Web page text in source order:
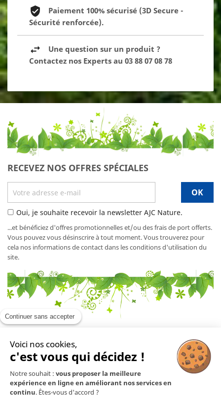
Continuer sans accepter
Voici nos cookies,
c'est vous qui décidez !
Notre souhait : vous proposer la meilleure
expérience en ligne en améliorant nos services en
continu. Êtes-vous d'accord ?
Paiement 100% sécurisé (3D Secure -
Sécurité renforcée).
Une question sur un produit ?
Contactez nos Experts au 03 88 07 08 78
RECEVEZ NOS OFFRES SPÉCIALES
Oui, je souhaite recevoir la newsletter AJC Nature.
...et bénéficiez d'offres promotionnelles et/ou des frais de port offerts.
Vous pouvez vous désinscrire à tout moment. Vous trouverez pour
cela nos informations de contact dans les conditions d'utilisation du
site.
En savoir plus 
Mentions légales